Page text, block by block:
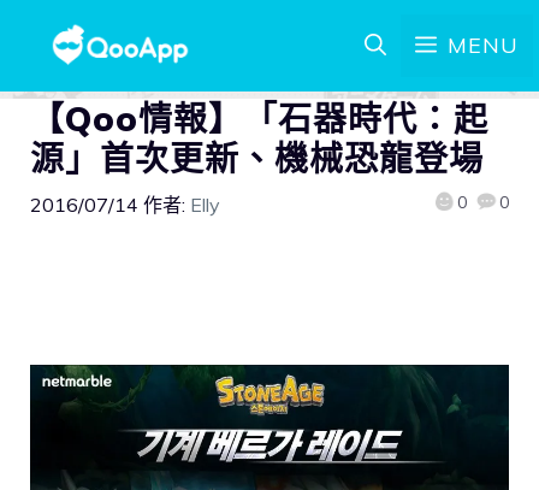
MENU
【Qoo情報】「石器時代：起
源」首次更新、機械恐龍登場
2016/07/14 作者: Elly 0 0